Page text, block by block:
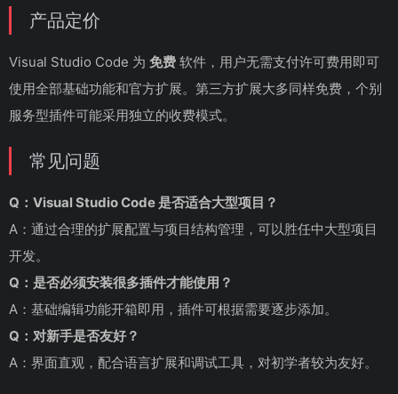
产品定价
Visual Studio Code 为 免费 软件，用户无需支付许可费用即可
使用全部基础功能和官方扩展。第三方扩展大多同样免费，个别
服务型插件可能采用独立的收费模式。
常见问题
Q：Visual Studio Code 是否适合大型项目？
A：通过合理的扩展配置与项目结构管理，可以胜任中大型项目
开发。
Q：是否必须安装很多插件才能使用？
A：基础编辑功能开箱即用，插件可根据需要逐步添加。
Q：对新手是否友好？
A：界面直观，配合语言扩展和调试工具，对初学者较为友好。